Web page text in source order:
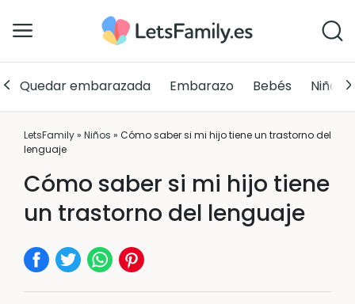
Quedar embarazada Embarazo Bebés Niños
LetsFamily» Niños » Cómo saber si mi hijo tiene un trastorno del
lenguaje
Cómo saber si mi hijo tiene
un trastorno del lenguaje